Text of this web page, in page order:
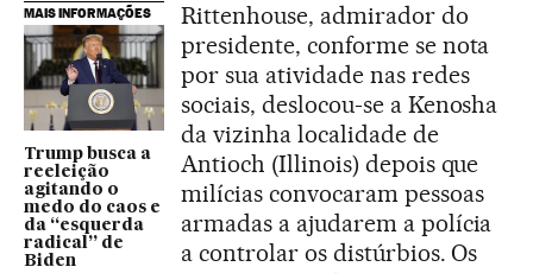
MAIS INFORMAÇÕES
Trump busca a
reeleição
agitando o
medo do caos e
da “esquerda
radical” de
Biden
Rittenhouse, admirador do
presidente, conforme se nota
por sua atividade nas redes
sociais, deslocou-se a Kenosha
da vizinha localidade de
Antioch (Illinois) depois que
milícias convocaram pessoas
armadas a ajudarem a polícia
a controlar os distúrbios. Os